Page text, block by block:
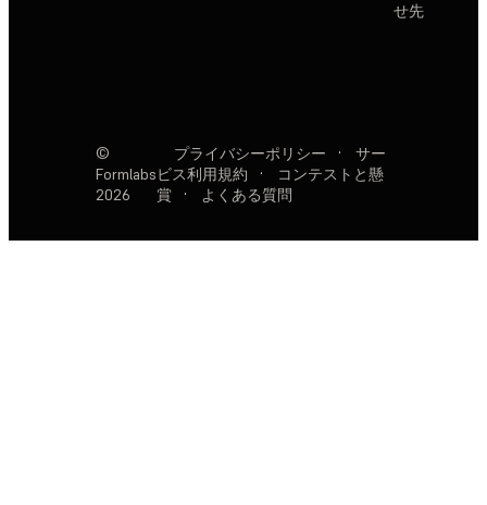
せ先
©
Formlabs
2026
プライバシーポリシー ·
サー
ビス利用規約
·
コンテストと懸
賞
· よくある質問